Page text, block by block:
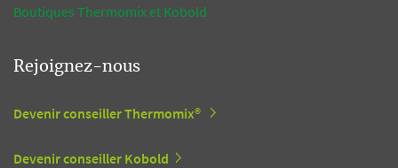
Boutiques Thermomix et Kobold
Rejoignez-nous
Devenir conseiller Thermomix®
Devenir conseiller Kobold